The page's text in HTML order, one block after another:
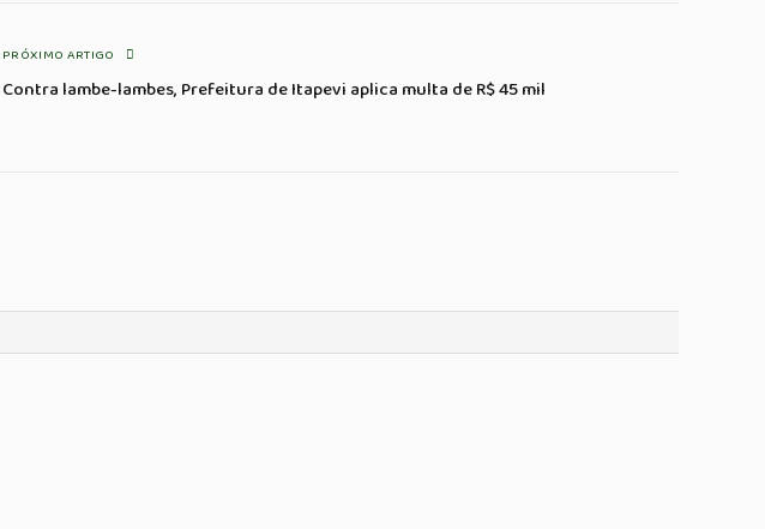
PRÓXIMO ARTIGO
Contra lambe-lambes, Prefeitura de Itapevi aplica multa de R$ 45 mil